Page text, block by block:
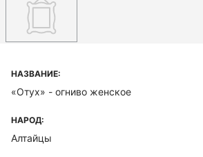
НАЗВАНИЕ:
«Отух» - огниво женское
НАРОД:
Алтайцы